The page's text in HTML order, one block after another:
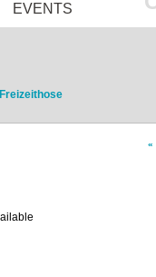
EVENTS
Freizeithose
«